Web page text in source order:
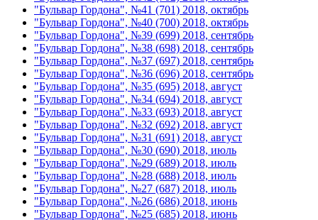
"Бульвар Гордона", №41 (701) 2018, октябрь
"Бульвар Гордона", №40 (700) 2018, октябрь
"Бульвар Гордона", №39 (699) 2018, сентябрь
"Бульвар Гордона", №38 (698) 2018, сентябрь
"Бульвар Гордона", №37 (697) 2018, сентябрь
"Бульвар Гордона", №36 (696) 2018, сентябрь
"Бульвар Гордона", №35 (695) 2018, август
"Бульвар Гордона", №34 (694) 2018, август
"Бульвар Гордона", №33 (693) 2018, август
"Бульвар Гордона", №32 (692) 2018, август
"Бульвар Гордона", №31 (691) 2018, август
"Бульвар Гордона", №30 (690) 2018, июль
"Бульвар Гордона", №29 (689) 2018, июль
"Бульвар Гордона", №28 (688) 2018, июль
"Бульвар Гордона", №27 (687) 2018, июль
"Бульвар Гордона", №26 (686) 2018, июнь
"Бульвар Гордона", №25 (685) 2018, июнь